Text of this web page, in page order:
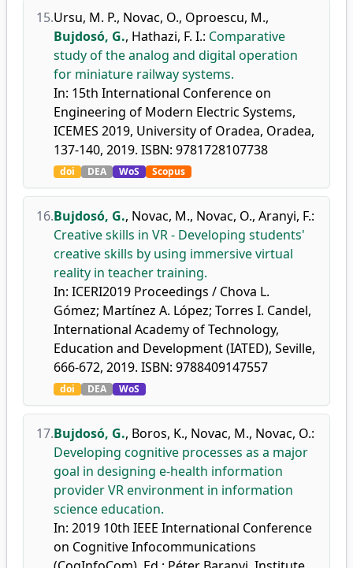
15.Ursu, M. P., Novac, O., Oproescu, M.,
Bujdosó, G., Hathazi, F. I.: Comparative
study of the analog and digital operation
for miniature railway systems.
In: 15th International Conference on
Engineering of Modern Electric Systems,
ICEMES 2019, University of Oradea, Oradea,
137-140, 2019. ISBN: 9781728107738
doi DEA WoS Scopus
16.Bujdosó, G., Novac, M., Novac, O., Aranyi, F.:
Creative skills in VR - Developing students'
creative skills by using immersive virtual
reality in teacher training.
In: ICERI2019 Proceedings / Chova L.
Gómez; Martínez A. López; Torres I. Candel,
International Academy of Technology,
Education and Development (IATED), Seville,
666-672, 2019. ISBN: 9788409147557
doi DEA WoS
17.Bujdosó, G., Boros, K., Novac, M., Novac, O.:
Developing cognitive processes as a major
goal in designing e-health information
provider VR environment in information
science education.
In: 2019 10th IEEE International Conference
on Cognitive Infocommunications